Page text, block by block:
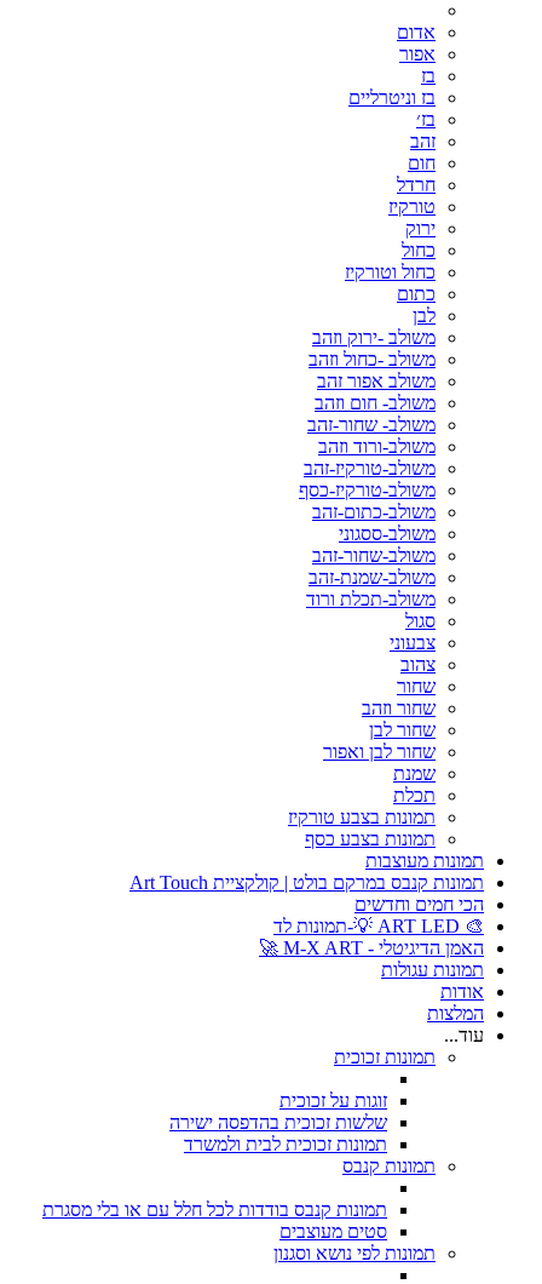
אדום
אפור
בז
בז וניטרליים
בז׳
זהב
חום
חרדל
טורקיז
ירוק
כחול
כחול וטורקיז
כתום
לבן
משולב -ירוק וזהב
משולב -כחול וזהב
משולב אפור זהב
משולב- חום וזהב
משולב- שחור-זהב
משולב-ורוד וזהב
משולב-טורקיז-זהב
משולב-טורקיז-כסף
משולב-כתום-זהב
משולב-ססגוני
משולב-שחור-זהב
משולב-שמנת-זהב
משולב-תכלת ורוד
סגול
צבעוני
צהוב
שחור
שחור וזהב
שחור לבן
שחור לבן ואפור
שמנת
תכלת
תמונות בצבע טורקיז
תמונות בצבע כסף
תמונות מעוצבות
תמונות קנבס במרקם בולט | קולקציית Art Touch
הכי חמים וחדשים
🎨 ART LED 💡-תמונות לד
האמן הדיגיטלי - M-X ART 🚀
תמונות עגולות
אודות
המלצות
עוד...
תמונות זכוכית
זוגות על זכוכית
שלשות זכוכית בהדפסה ישירה
תמונות זכוכית לבית ולמשרד
תמונות קנבס
תמונות קנבס בודדות לכל חלל עם או בלי מסגרת
סטים מעוצבים
תמונות לפי נושא וסגנון